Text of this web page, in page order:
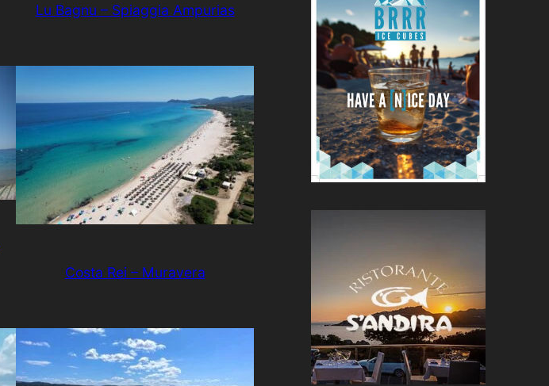
Lu Bagnu – Spiaggia Ampurias
Costa Rei – Muravera